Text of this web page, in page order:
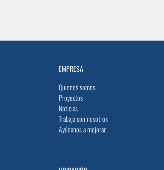
EMPRESA
Quienes somos
Proyectos
Noticias
Trabaja con nosotros
Ayúdanos a mejorar